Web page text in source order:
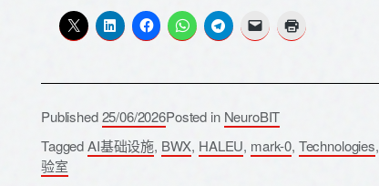
Published25/06/2026Posted in NeuroBIT
TaggedAI基础设施, BWX, HALEU, mark-0, Technologies,
验室